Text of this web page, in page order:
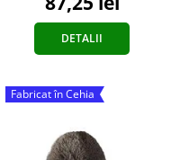
DETALII
Fabricat în Cehia